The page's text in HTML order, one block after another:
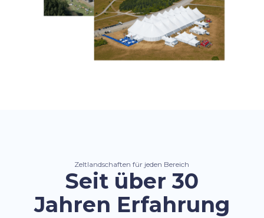
Zeltlandschaften für jeden Bereich
Seit über 30
Jahren Erfahrung